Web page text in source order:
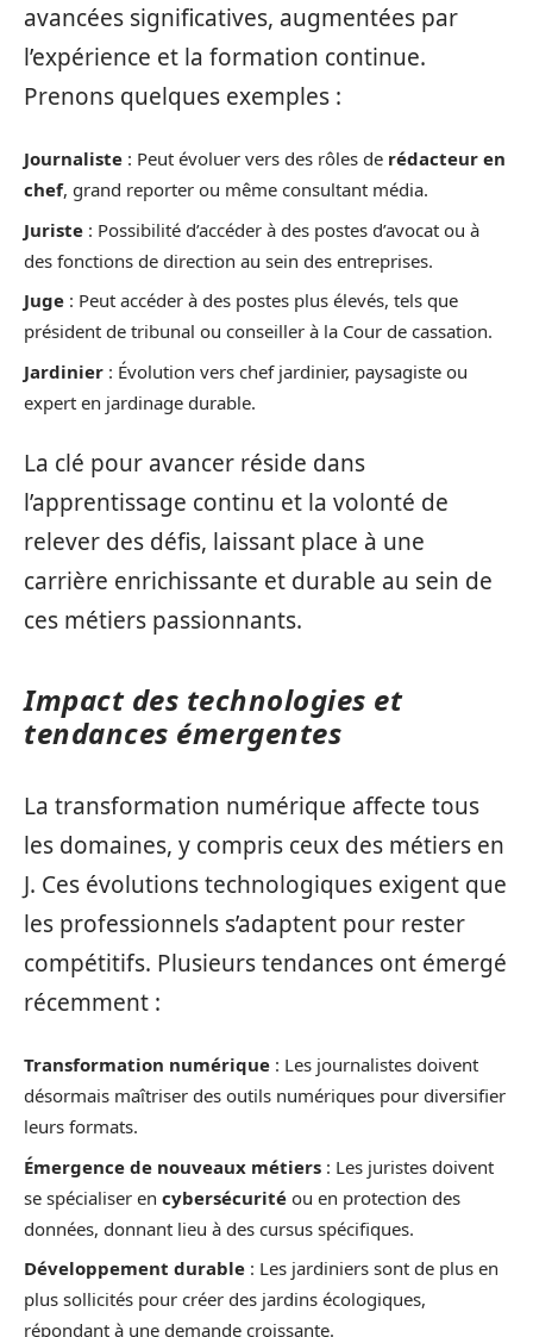
avancées significatives, augmentées par
l’expérience et la formation continue.
Prenons quelques exemples :
Journaliste : Peut évoluer vers des rôles de rédacteur en
chef, grand reporter ou même consultant média.
Juriste : Possibilité d’accéder à des postes d’avocat ou à
des fonctions de direction au sein des entreprises.
Juge : Peut accéder à des postes plus élevés, tels que
président de tribunal ou conseiller à la Cour de cassation.
Jardinier : Évolution vers chef jardinier, paysagiste ou
expert en jardinage durable.
La clé pour avancer réside dans
l’apprentissage continu et la volonté de
relever des défis, laissant place à une
carrière enrichissante et durable au sein de
ces métiers passionnants.
Impact des technologies et
tendances émergentes
La transformation numérique affecte tous
les domaines, y compris ceux des métiers en
J. Ces évolutions technologiques exigent que
les professionnels s’adaptent pour rester
compétitifs. Plusieurs tendances ont émergé
récemment :
Transformation numérique : Les journalistes doivent
désormais maîtriser des outils numériques pour diversifier
leurs formats.
Émergence de nouveaux métiers : Les juristes doivent
se spécialiser en cybersécurité ou en protection des
données, donnant lieu à des cursus spécifiques.
Développement durable : Les jardiniers sont de plus en
plus sollicités pour créer des jardins écologiques,
répondant à une demande croissante.